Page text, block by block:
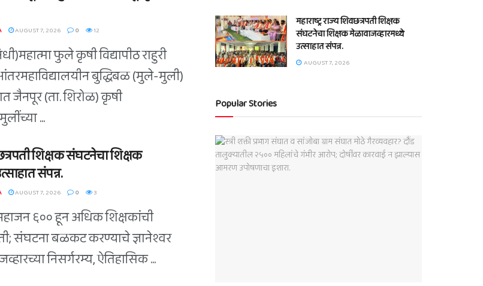
AUGUST 7, 2026 0 12
फुले कृषी विद्यापीठ राहुरी
बुद्धिबळ (मुले-मुली)
जैनपूर (ता. शिरोळ) कृषी
...
शिक्षक संघटनेचा शिक्षक
संपन्न.
AUGUST 7, 2026 0 3
६०० हून अधिक शिक्षकांची
संघटना बळकट करण्याचे ज्ञानेश्वर
निसर्गरम्य, ऐतिहासिक ...
महाराष्ट्र राज्य शिवछत्रपती शिक्षक
संघटनेचा शिक्षक मेळावाजव्हारमध्ये
उत्साहात संपन्न.
AUGUST 7, 2026
Popular Stories